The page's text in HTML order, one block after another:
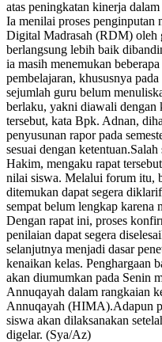
atas peningkatan kinerja
Ia menilai proses penginputan
Digital Madrasah (RDM) oleh
berlangsung lebih baik
ia masih menemukan
pembelajaran, khususnya
sejumlah guru belum
berlaku, yakni diawali dengan
tersebut, kata Bpk. Adnan,
penyusunan rapor pada
sesuai dengan
Hakim, mengaku rapat
nilai siswa. Melalui forum itu,
ditemukan dapat segera
sempat belum lengkap karena
Dengan rapat ini, proses
penilaian dapat segera
selanjutnya menjadi dasar
kenaikan kelas. Penghargaan
akan diumumkan pada Senin
Annuqayah dalam rangkaian
Annuqayah (HIMA).Adapun
siswa akan dilaksanakan
digelar. (Sya/Az)